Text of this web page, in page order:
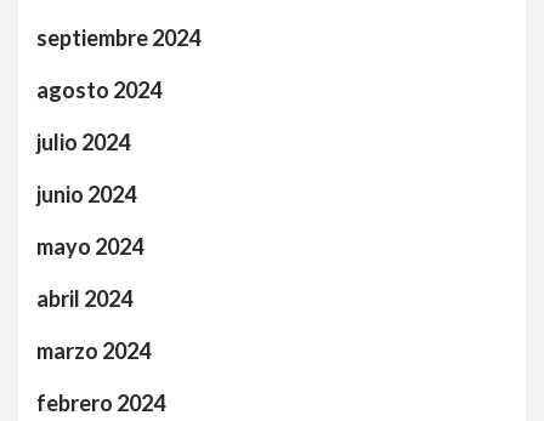
septiembre 2024
agosto 2024
julio 2024
junio 2024
mayo 2024
abril 2024
marzo 2024
febrero 2024